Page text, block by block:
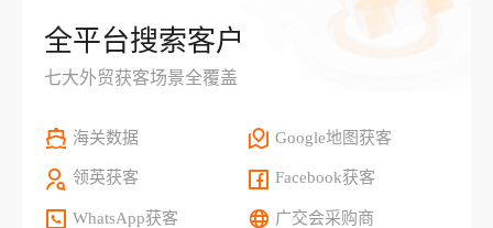
全平台搜索客户
七大外贸获客场景全覆盖
海关数据 Google地图获客
领英获客 Facebook获客
WhatsApp获客 广交会采购商